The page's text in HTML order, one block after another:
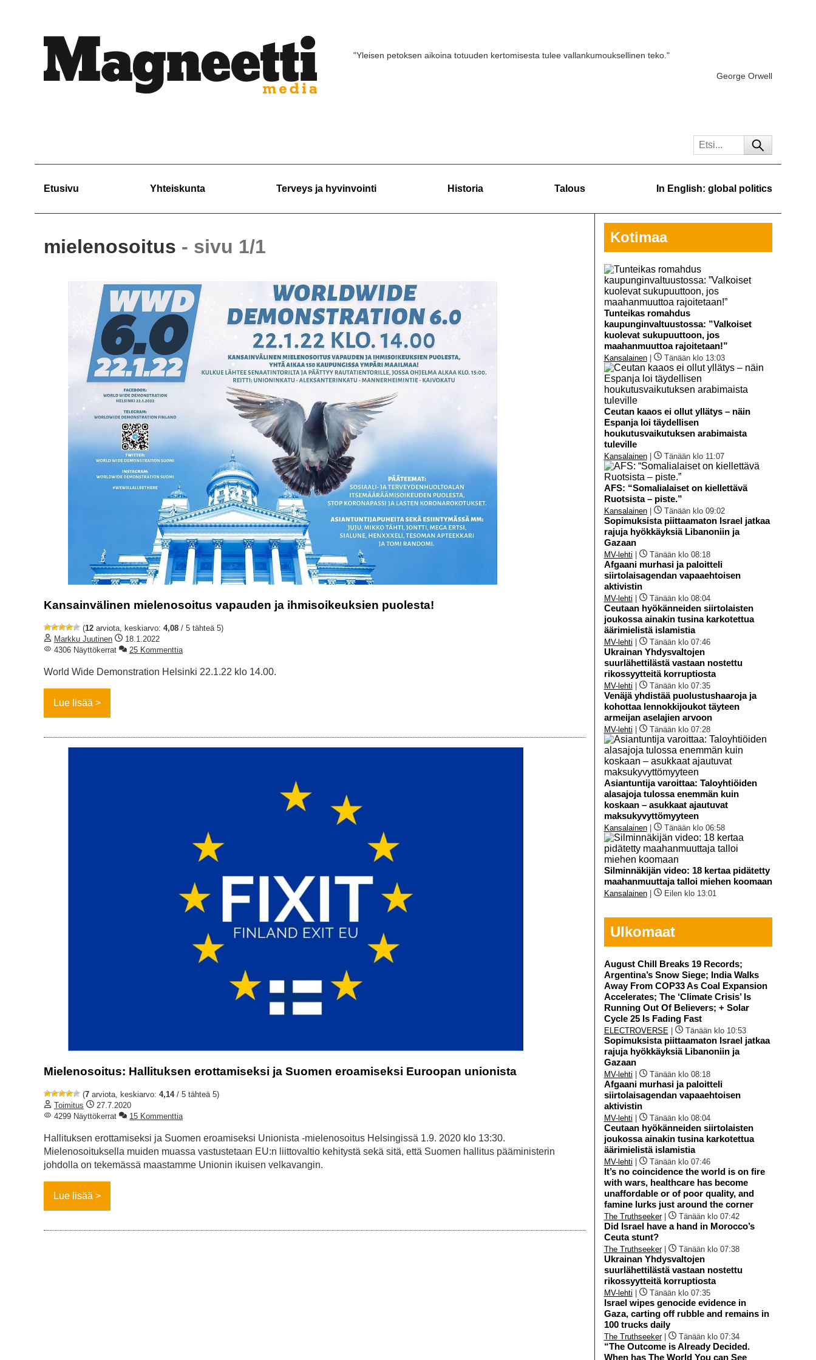
"Yleisen petoksen aikoina totuuden kertomisesta tulee vallankumouksellinen teko."
George Orwell
Etusivu Yhteiskunta Terveys ja hyvinvointi Historia Talous In English: global politics
mielenosoitus - sivu 1/1
Kansainvälinen mielenosoitus vapauden ja ihmisoikeuksien puolesta!
(12 arviota, keskiarvo: 4,08 / 5 tähteä 5)
Markku Juutinen
18.1.2022
4306 Näyttökerrat
25 Kommenttia
World Wide Demonstration Helsinki 22.1.22 klo 14.00.
Lue lisää
Mielenosoitus: Hallituksen erottamiseksi ja Suomen eroamiseksi Euroopan unionista
(7 arviota, keskiarvo: 4,14/ 5 tähteä 5)
Toimitus
27.7.2020
4299 Näyttökerrat
15 Kommenttia
Hallituksen erottamiseksi ja Suomen eroamiseksi Unionista -mielenosoitus Helsingissä 1.9. 2020 klo 13:30.
Mielenosoituksella muiden muassa vastustetaan EU:n liittovaltio kehitystä sekä sitä, että Suomen hallitus pääministerin
johdolla on tekemässä maastamme Unionin ikuisen velkavangin.
Lue lisää
Kotimaa
Tunteikas romahdus
kaupunginvaltuustossa: ”Valkoiset
kuolevat sukupuuttoon, jos
maahanmuuttoa rajoitetaan!”
Kansalainen| Tänään klo 13:03
Ceutan kaaos ei ollut yllätys – näin
Espanja loi täydellisen
houkutusvaikutuksen arabimaista
tuleville
Kansalainen| Tänään klo 11:07
AFS: “Somalialaiset on kiellettävä
Ruotsista – piste.”
Kansalainen| Tänään klo 09:02
Sopimuksista piittaamaton Israel jatkaa
rajuja hyökkäyksiä Libanoniin ja
Gazaan
MV-lehti Tänään klo 08:18
Afgaani murhasi ja paloitteli
siirtolaisagendan vapaaehtoisen
aktivistin
MV-lehti Tänään klo 08:04
Ceutaan hyökänneiden siirtolaisten
joukossa ainakin tusina karkotettua
äärimielistä islamistia
MV-lehti Tänään klo 07:46
Ukrainan Yhdysvaltojen
suurlähettilästä vastaan nostettu
rikossyytteitä korruptiosta
MV-lehti Tänään klo 07:35
Venäjä yhdistää puolustushaaroja ja
kohottaa lennokkijoukot täyteen
armeijan aselajien arvoon
MV-lehti Tänään klo 07:28
Asiantuntija varoittaa: Taloyhtiöiden
alasajoja tulossa enemmän kuin
koskaan – asukkaat ajautuvat
maksukyvyttömyyteen
Kansalainen| Tänään klo 06:58
Silminnäkijän video: 18 kertaa pidätetty
maahanmuuttaja talloi miehen koomaan
Kansalainen| Eilen klo 13:01
Ulkomaat
August Chill Breaks 19 Records;
Argentina’s Snow Siege; India Walks
Away From COP33 As Coal Expansion
Accelerates; The ‘Climate Crisis’ Is
Running Out Of Believers; + Solar
Cycle 25 Is Fading Fast
ELECTROVERSE Tänään klo 10:53
Sopimuksista piittaamaton Israel jatkaa
rajuja hyökkäyksiä Libanoniin ja
Gazaan
MV-lehti Tänään klo 08:18
Afgaani murhasi ja paloitteli
siirtolaisagendan vapaaehtoisen
aktivistin
MV-lehti Tänään klo 08:04
Ceutaan hyökänneiden siirtolaisten
joukossa ainakin tusina karkotettua
äärimielistä islamistia
MV-lehti Tänään klo 07:46
It’s no coincidence the world is on fire
with wars, healthcare has become
unaffordable or of poor quality, and
famine lurks just around the corner
The Truthseeker| Tänään klo 07:42
Did Israel have a hand in Morocco’s
Ceuta stunt?
The Truthseeker| Tänään klo 07:38
Ukrainan Yhdysvaltojen
suurlähettilästä vastaan nostettu
rikossyytteitä korruptiosta
MV-lehti Tänään klo 07:35
Israel wipes genocide evidence in
Gaza, carting off rubble and remains in
100 trucks daily
The Truthseeker| Tänään klo 07:34
“The Outcome is Already Decided.
When has The World You can See